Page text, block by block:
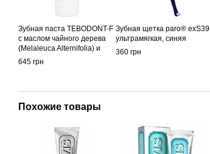
Зубная паста TEBODONT-F
с маслом чайного дерева
(Melaleuca Alternifolia) и
фторидом, 75 мл
645 грн
Зубная щетка paro® exS39,
ультрамягкая, синяя
360 грн
Похожие товары